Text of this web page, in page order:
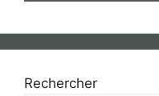
Rechercher